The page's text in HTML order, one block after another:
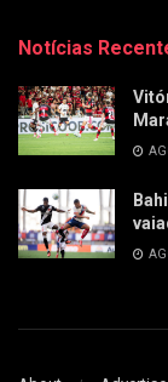
Notícias